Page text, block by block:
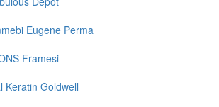
Eugene Perma
Framesi
Keratin Goldwell